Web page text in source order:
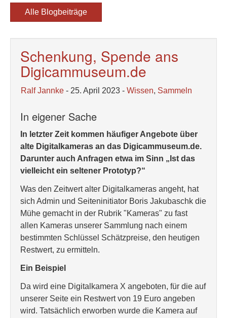
Alle Blogbeiträge
Schenkung, Spende ans
Digicammuseum.de
Ralf Jannke - 25. April 2023 - Wissen, Sammeln
In eigener Sache
In letzter Zeit kommen häufiger Angebote über
alte Digitalkameras an das Digicammuseum.de.
Darunter auch Anfragen etwa im Sinn „Ist das
vielleicht ein seltener Prototyp?“
Was den Zeitwert alter Digitalkameras angeht, hat
sich Admin und Seiteninitiator Boris Jakubaschk die
Mühe gemacht in der Rubrik "Kameras" zu fast
allen Kameras unserer Sammlung nach einem
bestimmten Schlüssel Schätzpreise, den heutigen
Restwert, zu ermitteln.
Ein Beispiel
Da wird eine Digitalkamera X angeboten, für die auf
unserer Seite ein Restwert von 19 Euro angeben
wird. Tatsächlich erworben wurde die Kamera auf